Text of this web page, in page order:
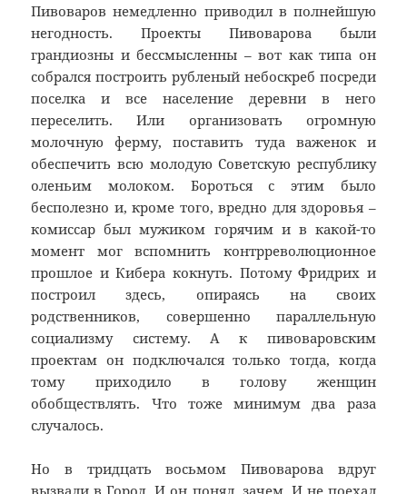
Пивоваров немедленно приводил в полнейшую
негодность. Проекты Пивоварова были
грандиозны и бессмысленны – вот как типа он
собрался построить рубленый небоскреб посреди
поселка и все население деревни в него
переселить. Или организовать огромную
молочную ферму, поставить туда важенок и
обеспечить всю молодую Советскую республику
оленьим молоком. Бороться с этим было
бесполезно и, кроме того, вредно для здоровья –
комиссар был мужиком горячим и в какой-то
момент мог вспомнить контрреволюционное
прошлое и Кибера кокнуть. Потому Фридрих и
построил здесь, опираясь на своих
родственников, совершенно параллельную
социализму систему. А к пивоваровским
проектам он подключался только тогда, когда
тому приходило в голову женщин
обобществлять. Что тоже минимум два раза
случалось.
Но в тридцать восьмом Пивоварова вдруг